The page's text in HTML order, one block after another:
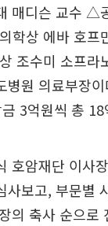
매디슨 교수 △
학상 에바 호프
조수미 소프라
병원 의료부장
3억원씩 총
호암재단 이사
사보고, 부문별
의 축사 순으로